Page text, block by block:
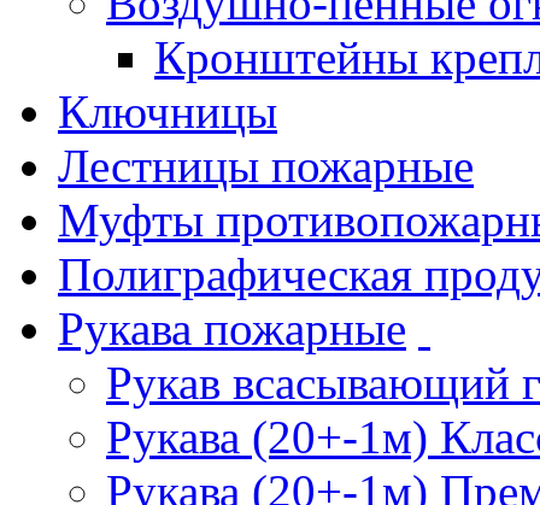
Кронштейны
Ключницы
Лестницы пожарные
Муфты
Полиграфическая
Рукава пожарные
Рукав всасывающий
Рукава (20+-1м)
Рукава (20+-1м)